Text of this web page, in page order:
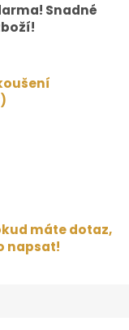
Snadné
máte dotaz,
napsat!